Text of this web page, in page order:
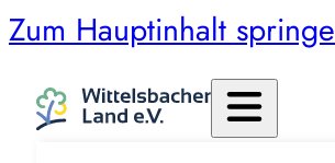
Zum Hauptinhalt